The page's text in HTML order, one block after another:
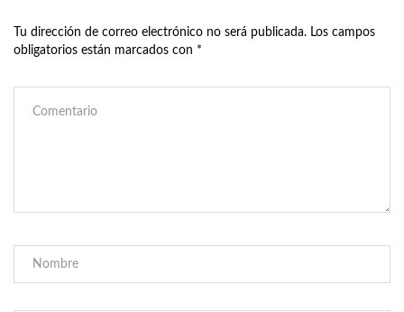
Tu dirección de correo electrónico no será publicada. Los campos
obligatorios están marcados con *